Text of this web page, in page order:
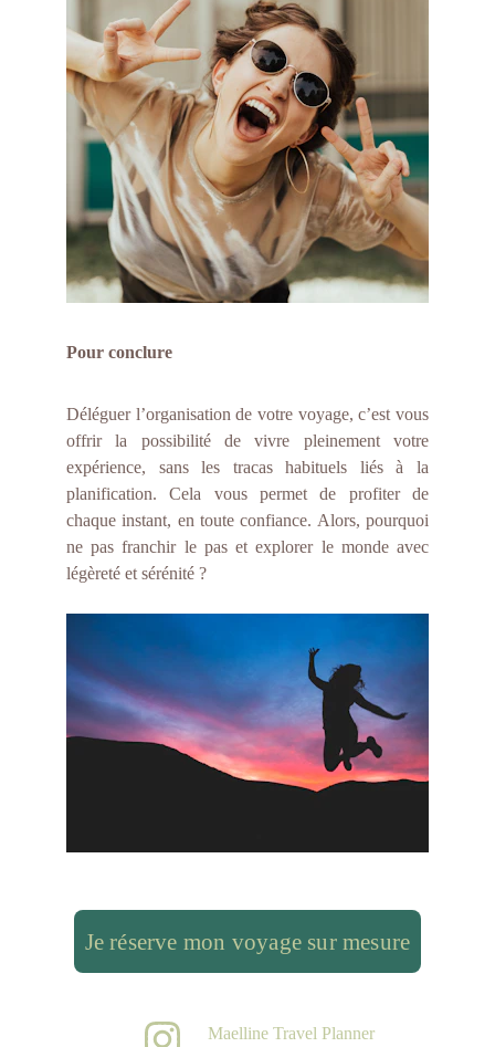
Pour conclure
Déléguer l’organisation de votre voyage, c’est vous
offrir la possibilité de vivre pleinement votre
expérience, sans les tracas habituels liés à la
planification. Cela vous permet de profiter de
chaque instant, en toute confiance. Alors, pourquoi
ne pas franchir le pas et explorer le monde avec
légèreté et sérénité ?
Je réserve mon voyage sur mesure
Maelline Travel Planner